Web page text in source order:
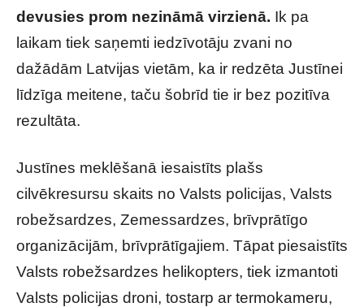
devusies prom nezināmā virzienā. Ik pa
laikam tiek saņemti iedzīvotāju zvani no
dažādām Latvijas vietām, ka ir redzēta Justīnei
līdzīga meitene, taču šobrīd tie ir bez pozitīva
rezultāta.
Justīnes meklēšanā iesaistīts plašs
cilvēkresursu skaits no Valsts policijas, Valsts
robežsardzes, Zemessardzes, brīvprātīgo
organizācijām, brīvprātīgajiem. Tāpat piesaistīts
Valsts robežsardzes helikopters, tiek izmantoti
Valsts policijas droni, tostarp ar termokameru,